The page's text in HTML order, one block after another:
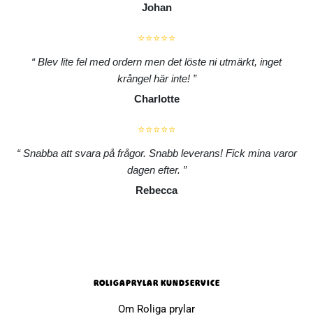
Johan
⭐⭐⭐⭐⭐
Blev lite fel med ordern men det löste ni utmärkt, inget
krångel här inte!
Charlotte
⭐⭐⭐⭐⭐
Snabba att svara på frågor. Snabb leverans! Fick mina varor
dagen efter.
Rebecca
ROLIGAPRYLAR KUNDSERVICE
Om Roliga prylar